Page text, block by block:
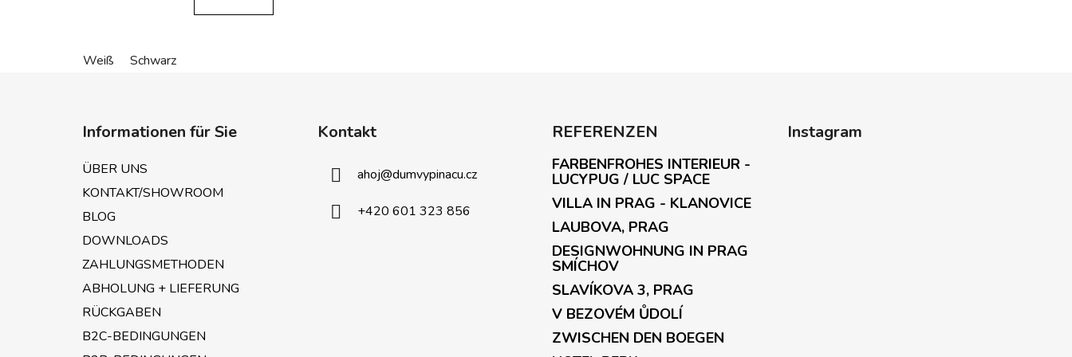
Weiß Schwarz
Informationen für Sie
ÜBER UNS
KONTAKT/SHOWROOM
BLOG
DOWNLOADS
ZAHLUNGSMETHODEN
ABHOLUNG + LIEFERUNG
RÜCKGABEN
B2C-BEDINGUNGEN
Kontakt
ahoj@dumvypinacu.cz
+420 601 323 856
REFERENZEN
FARBENFROHES INTERIEUR -
LUCYPUG / LUC SPACE
VILLA IN PRAG - KLANOVICE
LAUBOVA, PRAG
DESIGNWOHNUNG IN PRAG
SMÍCHOV
SLAVÍKOVA 3, PRAG
V BEZOVÉM ŮDOLÍ
ZWISCHEN DEN BOEGEN
Instagram